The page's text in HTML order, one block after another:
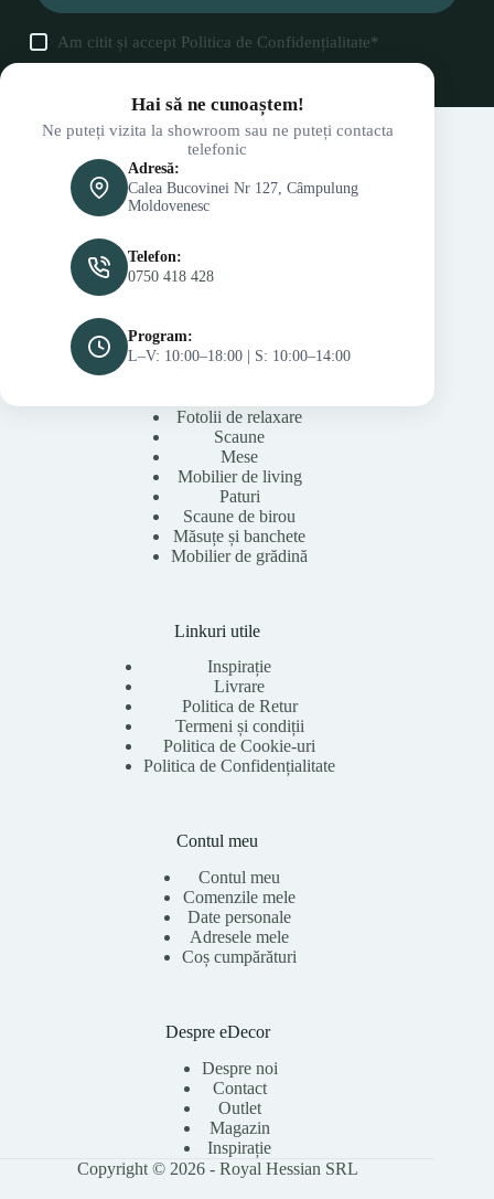
Am citit și accept Politica de Confidențialitate*
Hai să ne cunoaștem!
Ne puteți vizita la showroom sau ne puteți contacta
telefonic
Adresă:
Calea Bucovinei Nr 127, Câmpulung
Moldovenesc
Telefon:
0750 418 428
Program:
L–V: 10:00–18:00 | S: 10:00–14:00
Fotolii de relaxare
Scaune
Mese
Mobilier de living
Paturi
Scaune de birou
Măsuțe și banchete
Mobilier de grădină
Linkuri utile
Inspirație
Livrare
Politica de Retur
Termeni și condiții
Politica de Cookie-uri
Politica de Confidențialitate
Contul meu
Contul meu
Comenzile mele
Date personale
Adresele mele
Coș cumpărături
Despre eDecor
Despre noi
Contact
Outlet
Magazin
Inspirație
Copyright © 2026 - Royal Hessian SRL